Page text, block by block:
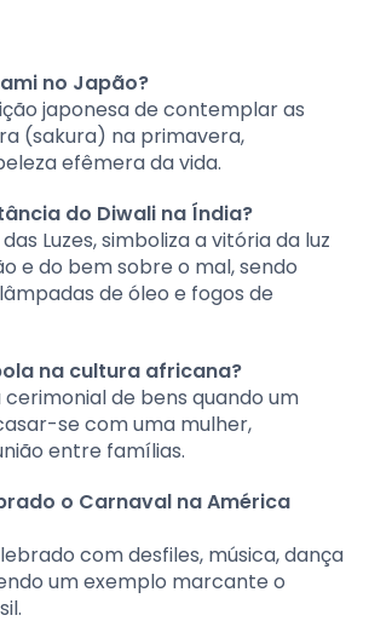
no Japão?
japonesa de contemplar as
(sakura) na primavera,
efêmera da vida.
do Diwali na Índia?
Luzes, simboliza a vitória da luz
e do bem sobre o mal, sendo
de óleo e fogos de
na cultura africana?
de bens quando um
se com uma mulher,
entre famílias.
o Carnaval na América
com desfiles, música, dança
um exemplo marcante o